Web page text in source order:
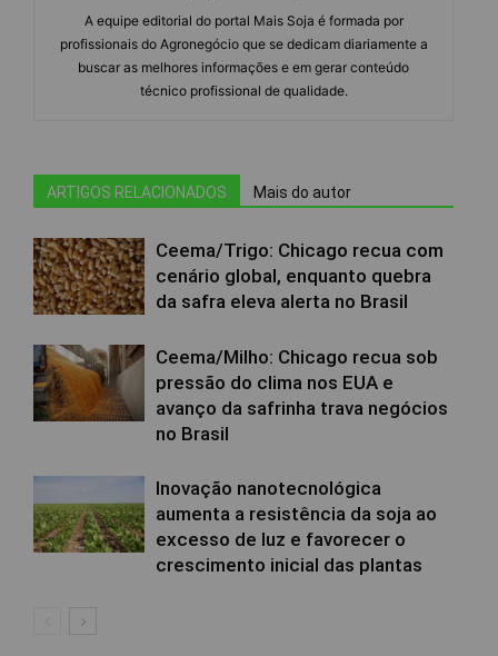
A equipe editorial do portal Mais Soja é formada por
profissionais do Agronegócio que se dedicam diariamente a
buscar as melhores informações e em gerar conteúdo
técnico profissional de qualidade.
ARTIGOS RELACIONADOS Mais do autor
Ceema/Trigo: Chicago recua com
cenário global, enquanto quebra
da safra eleva alerta no Brasil
Ceema/Milho: Chicago recua sob
pressão do clima nos EUA e
avanço da safrinha trava negócios
no Brasil
Inovação nanotecnológica
aumenta a resistência da soja ao
excesso de luz e favorecer o
crescimento inicial das plantas